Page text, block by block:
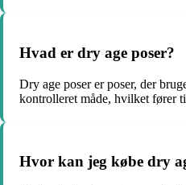
Hvad er dry age poser?
Dry age poser er poser, der
kontrolleret måde, hvilket fører
Hvor kan jeg købe dry